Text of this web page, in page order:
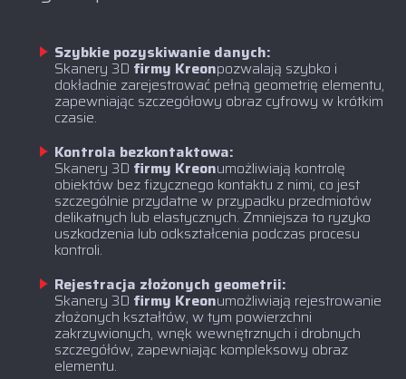
Szybkie pozyskiwanie danych:
‍Skanery 3D firmy Kreonpozwalają szybko i
dokładnie zarejestrować pełną geometrię elementu,
zapewniając szczegółowy obraz cyfrowy w krótkim
czasie.
Kontrola bezkontaktowa:
‍Skanery 3D firmy Kreonumożliwiają kontrolę
obiektów bez fizycznego kontaktu z nimi, co jest
szczególnie przydatne w przypadku przedmiotów
delikatnych lub elastycznych. Zmniejsza to ryzyko
uszkodzenia lub odkształcenia podczas procesu
kontroli.
Rejestracja złożonych geometrii:
‍Skanery 3D firmy Kreonumożliwiają rejestrowanie
złożonych kształtów, w tym powierzchni
zakrzywionych, wnęk wewnętrznych i drobnych
szczegółów, zapewniając kompleksowy obraz
elementu.